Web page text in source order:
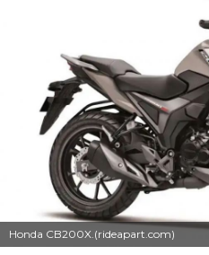
Honda CB200X.(rideapart.com)